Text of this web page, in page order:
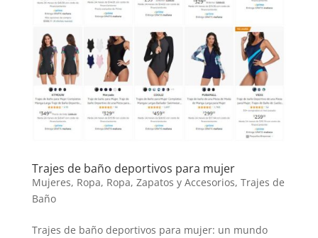
Trajes de baño deportivos para mujer
Mujeres, Ropa, Ropa, Zapatos y Accesorios, Trajes de
Baño
Trajes de baño deportivos para mujer: un mundo